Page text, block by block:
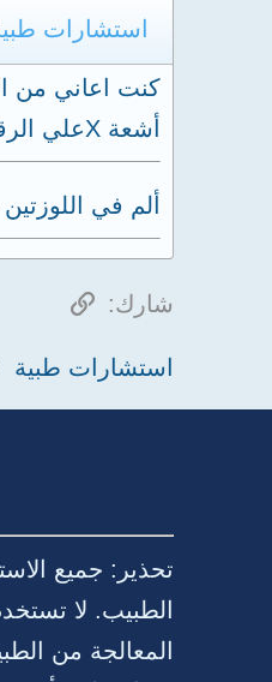
استشارات
كنت اعاني من
أشعة Xعلي الرقبة وتم...
ألم في
شارك: الرابط
استشارات طبية
تحذير: جميع
الطبيب. لا
المعالجة من